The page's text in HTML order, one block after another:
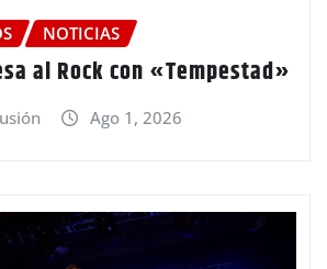
NOTICIAS
al Rock con «Tempestad»
Ago 1, 2026